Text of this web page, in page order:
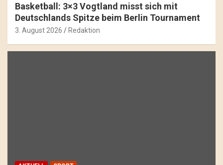
Basketball: 3×3 Vogtland misst sich mit
Deutschlands Spitze beim Berlin Tournament
3. August 2026 Redaktion